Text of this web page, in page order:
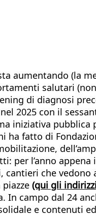
aumentando (la
salutari
di diagnosi
2025 con il
iniziativa pubblica
ha fatto di
per l’anno
che vedono
(qui gli
In campo dal 24
e contenuti